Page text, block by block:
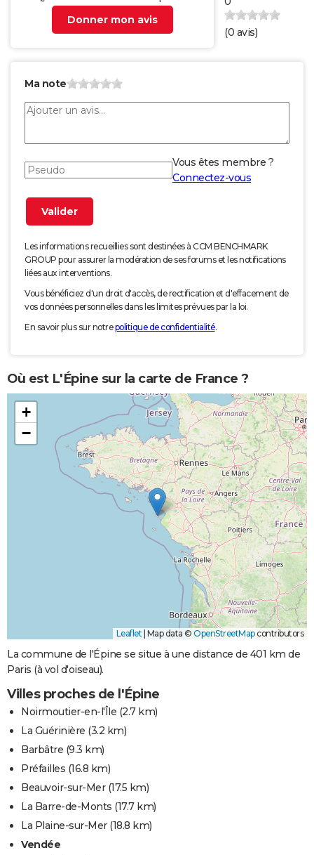
Donner mon avis
(0 avis)
Ma note
Vous êtes membre ?
Connectez-vous
Les informations recueillies sont destinées à CCM BENCHMARK
GROUP pour assurer la modération de ses forums et les notifications
liées aux interventions.
Vous bénéficiez d'un droit d'accès, de rectification et d'effacement de
vos données personnelles dans les limites prévues par la loi.
En savoir plus sur notrepolitique de confidentialité.
Où est L'Épine sur la carte de France ?
+
−
Leaflet Map data © OpenStreetMapcontributors
La commune de l'Épine se situe à une distance de 401 km de
Paris (à vol d'oiseau).
Villes proches de l'Épine
Noirmoutier-en-l'Île (2.7 km)
La Guérinière (3.2 km)
Barbâtre (9.3 km)
Préfailles (16.8 km)
Beauvoir-sur-Mer(17.5 km)
La Barre-de-Monts (17.7 km)
La Plaine-sur-Mer(18.8 km)
Vendée